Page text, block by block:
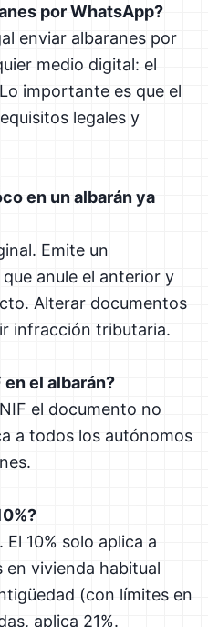
por WhatsApp?
enviar albaranes por
medio digital: el
importante es que el
legales y
en un albarán ya
Emite un
anule el anterior y
Alterar documentos
infracción tributaria.
el albarán?
el documento no
a todos los autónomos
El 10% solo aplica a
vivienda habitual
(con límites en
aplica 21%.